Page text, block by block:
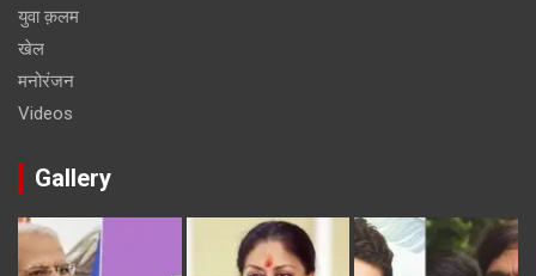
युवा क़लम
खेल
मनोरंजन
Videos
Gallery